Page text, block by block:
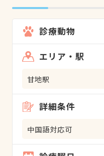
診療動物
エリア・駅
甘地駅
詳細条件
中国語対応可